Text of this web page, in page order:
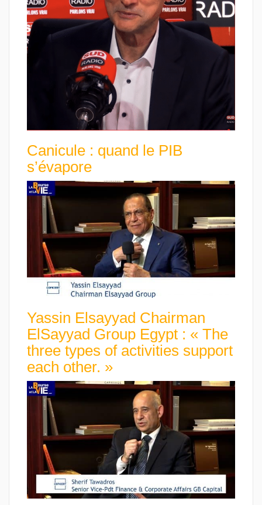
Canicule : quand le PIB
s’évapore
Yassin Elsayyad Chairman
ElSayyad Group Egypt : « The
three types of activities support
each other. »